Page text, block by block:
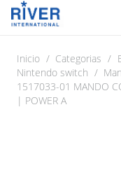
Inicio / Categorias /
Nintendo switch /
1517033-01 MANDO
| POWER A